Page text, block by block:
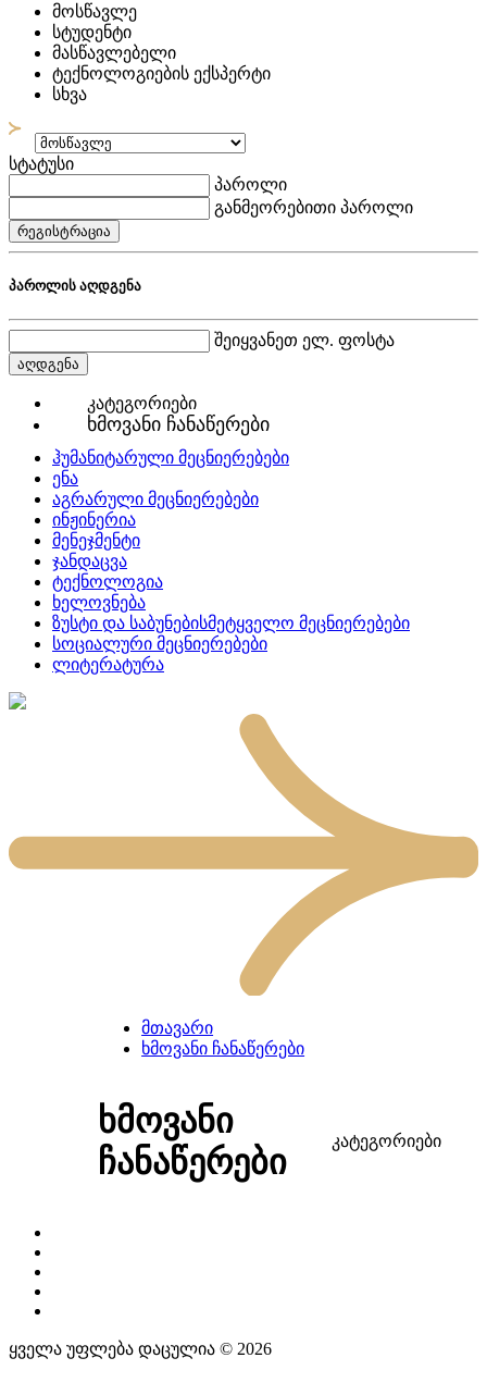
მოსწავლე
სტუდენტი
მასწავლებელი
ტექნოლოგიების ექსპერტი
სხვა
სტატუსი
პაროლი
განმეორებითი პაროლი
რეგისტრაცია
პაროლის აღდგენა
შეიყვანეთ ელ. ფოსტა
აღდგენა
კატეგორიები
ხმოვანი ჩანაწერები
ჰუმანიტარული მეცნიერებები
ენა
აგრარული მეცნიერებები
ინჟინერია
მენეჯმენტი
ჯანდაცვა
ტექნოლოგია
ხელოვნება
ზუსტი და საბუნებისმეტყველო მეცნიერებები
სოციალური მეცნიერებები
ლიტერატურა
მთავარი
ხმოვანი ჩანაწერები
ხმოვანი
ჩანაწერები
კატეგორიები
ყველა უფლება დაცულია © 2026